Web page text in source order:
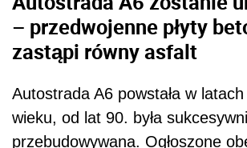
– przedwojenne płyty
zastąpi równy asfalt
Autostrada A6 powstała w latach
wieku, od lat 90. była
przebudowywana. Ogłoszone